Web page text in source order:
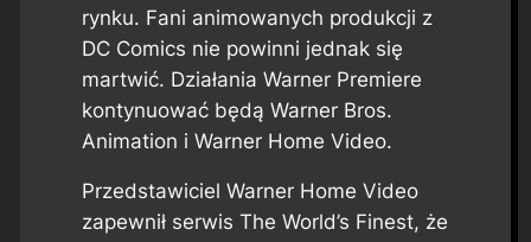
rynku. Fani animowanych produkcji z
DC Comics nie powinni jednak się
martwić. Działania Warner Premiere
kontynuować będą Warner Bros.
Animation i Warner Home Video.
Przedstawiciel Warner Home Video
zapewnił serwis The World’s Finest, że